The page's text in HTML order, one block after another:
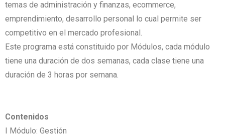
temas de administración y finanzas, ecommerce,
emprendimiento, desarrollo personal lo cual permite ser
competitivo en el mercado profesional.
Este programa está constituido por Módulos, cada módulo
tiene una duración de dos semanas, cada clase tiene una
duración de 3 horas por semana.
Contenidos
I Módulo: Gestión